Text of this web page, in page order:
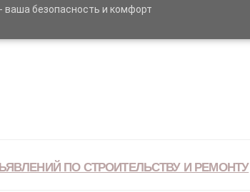
безопасность и комфорт
ПО СТРОИТЕЛЬСТВУ И РЕМОНТУ